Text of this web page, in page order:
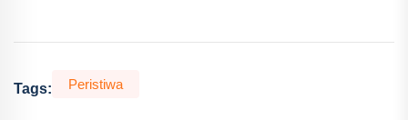
Tags: Peristiwa